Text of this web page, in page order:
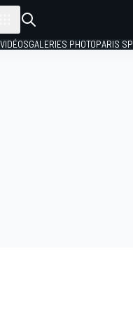
VIDÉOSGALERIES PHOTOPARIS